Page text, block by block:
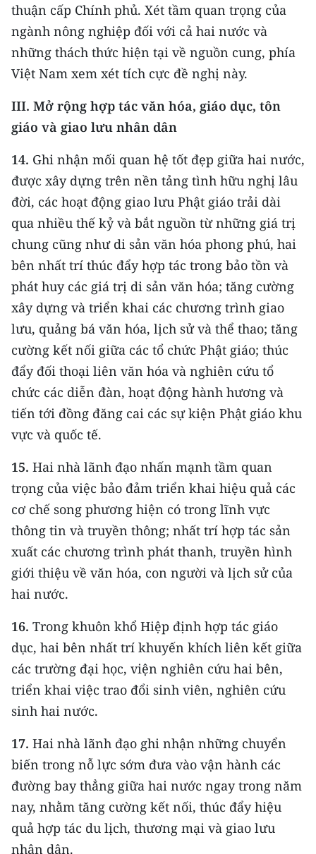
thuận cấp Chính phủ. Xét tầm quan trọng của
ngành nông nghiệp đối với cả hai nước và
những thách thức hiện tại về nguồn cung, phía
Việt Nam xem xét tích cực đề nghị này.
III. Mở rộng hợp tác văn hóa, giáo dục, tôn
giáo và giao lưu nhân dân
14. Ghi nhận mối quan hệ tốt đẹp giữa hai nước,
được xây dựng trên nền tảng tình hữu nghị lâu
đời, các hoạt động giao lưu Phật giáo trải dài
qua nhiều thế kỷ và bắt nguồn từ những giá trị
chung cũng như di sản văn hóa phong phú, hai
bên nhất trí thúc đẩy hợp tác trong bảo tồn và
phát huy các giá trị di sản văn hóa; tăng cường
xây dựng và triển khai các chương trình giao
lưu, quảng bá văn hóa, lịch sử và thể thao; tăng
cường kết nối giữa các tổ chức Phật giáo; thúc
đẩy đối thoại liên văn hóa và nghiên cứu tổ
chức các diễn đàn, hoạt động hành hương và
tiến tới đồng đăng cai các sự kiện Phật giáo khu
vực và quốc tế.
15. Hai nhà lãnh đạo nhấn mạnh tầm quan
trọng của việc bảo đảm triển khai hiệu quả các
cơ chế song phương hiện có trong lĩnh vực
thông tin và truyền thông; nhất trí hợp tác sản
xuất các chương trình phát thanh, truyền hình
giới thiệu về văn hóa, con người và lịch sử của
hai nước.
16. Trong khuôn khổ Hiệp định hợp tác giáo
dục, hai bên nhất trí khuyến khích liên kết giữa
các trường đại học, viện nghiên cứu hai bên,
triển khai việc trao đổi sinh viên, nghiên cứu
sinh hai nước.
17. Hai nhà lãnh đạo ghi nhận những chuyển
biến trong nỗ lực sớm đưa vào vận hành các
đường bay thẳng giữa hai nước ngay trong năm
nay, nhằm tăng cường kết nối, thúc đẩy hiệu
quả hợp tác du lịch, thương mại và giao lưu
nhân dân.